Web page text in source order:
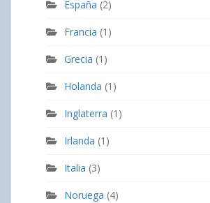
España (2)
Francia (1)
Grecia (1)
Holanda (1)
Inglaterra (1)
Irlanda (1)
Italia (3)
Noruega (4)